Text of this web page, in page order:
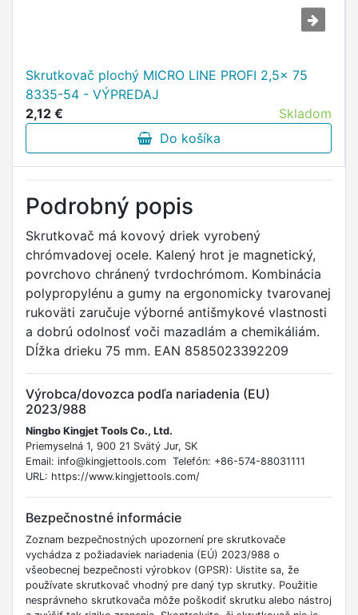
Skrutkovač plochý MICRO LINE PROFI 2,5x 75
8335-54 - VÝPREDAJ
2,12 €
Skladom
Do košíka
Podrobný popis
Skrutkovač má kovový driek vyrobený
chrómvadovej ocele. Kalený hrot je magnetický,
povrchovo chránený tvrdochrómom. Kombinácia
polypropylénu a gumy na ergonomicky tvarovanej
rukoväti zaručuje výborné antišmykové vlastnosti
a dobrú odolnosť voči mazadlám a chemikáliám.
Dĺžka drieku 75 mm. EAN 8585023392209
Výrobca/dovozca podľa nariadenia (EU)
2023/988
Ningbo Kingjet Tools Co., Ltd.
Priemyselná 1, 900 21 Svätý Jur, SK
Email: info@kingjettools.com Telefón: +86-574-88031111
URL: https://www.kingjettools.com/
Bezpečnostné informácie
Zoznam bezpečnostných upozornení pre skrutkovače
vychádza z požiadaviek nariadenia (EÚ) 2023/988 o
všeobecnej bezpečnosti výrobkov (GPSR): Uistite sa, že
používate skrutkovač vhodný pre daný typ skrutky. Použitie
nesprávneho skrutkovača môže poškodiť skrutku alebo nástroj